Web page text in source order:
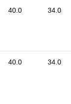
40.0 34.0
40.0 34.0